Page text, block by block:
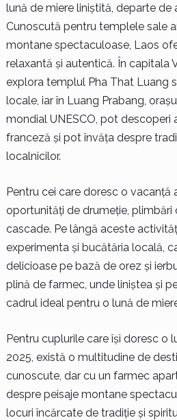
lună de miere liniștită, departe de
Cunoscută pentru templele sale
montane spectaculoase, Laos
relaxantă și autentică. În capitala
explora templul Pha That Luang
locale, iar în Luang Prabang,
mondial UNESCO, pot descoperi
franceză și pot învăța despre
localnicilor.
Pentru cei care doresc o vacanță
oportunități de drumeție, plimbări
cascade. Pe lângă aceste
experimenta și bucătăria locală,
delicioase pe bază de orez și
plină de farmec, unde liniștea și
cadrul ideal pentru o lună de
Pentru cuplurile care își doresc o
2025, există o multitudine de
cunoscute, dar cu un farmec
despre peisaje montane
locuri încărcate de tradiție și